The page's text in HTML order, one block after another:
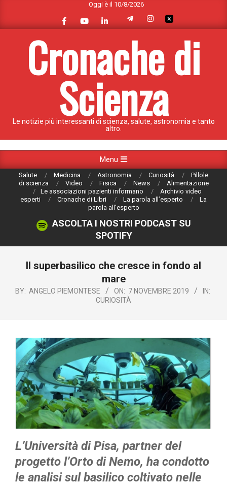
content
Oggi è il 10/8/2026
Cronache di
Scienza
Le notizie più interessanti di scienza, salute, astronomia e tanto
altro.
Navigation
Menu
Salute Medicina Astronomia Curiosità
Pillole
di scienza
Video Fisica News
Alimentazione
Le associazioni pazienti informano
Archivio video
esperti
Cronache di Libri La parola all’esperto
La
parola all’esperto
ASCOLTA I NOSTRI PODCAST SU
SPOTIFY
Il superbasilico che cresce in fondo al
mare
BY: ANGELO PIEMONTESE ON: 7 NOVEMBRE 2019
IN:
CURIOSITÀ
L’Università di Pisa, partner del
progetto l’Orto di Nemo, ha condotto
le analisi sul basilico coltivato nelle